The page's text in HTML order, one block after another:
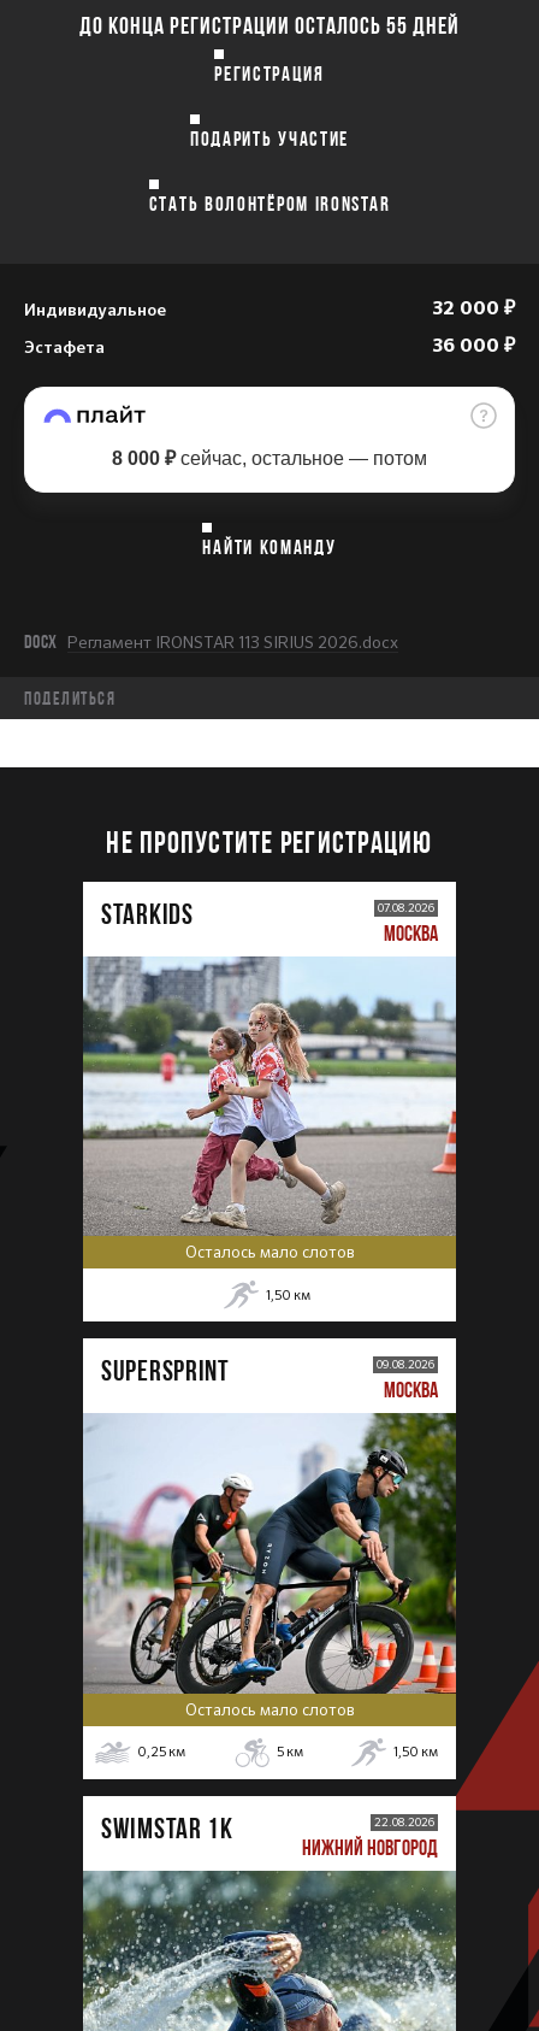
ДО КОНЦА РЕГИСТРАЦИИ ОСТАЛОСЬ 55 ДНЕЙ
РЕГИСТРАЦИЯ
ПОДАРИТЬ УЧАСТИЕ
СТАТЬ ВОЛОНТЁРОМ IRONSTAR
Индивидуальное 32 000 ₽
Эстафета 36 000 ₽
8 000 ₽сейчас, остальное — потом
НАЙТИ КОМАНДУ
DOCX Регламент IRONSTAR 113 SIRIUS 2026.docx
Поделиться
НЕ ПРОПУСТИТЕ РЕГИСТРАЦИЮ
STARKIDS 07.08.2026
МОСКВА
Осталось мало слотов
1,50 км
SUPERSPRINT 09.08.2026
МОСКВА
Осталось мало слотов
0,25 км 5 км 1,50 км
SWIMSTAR 1K 22.08.2026
НИЖНИЙ НОВГОРОД